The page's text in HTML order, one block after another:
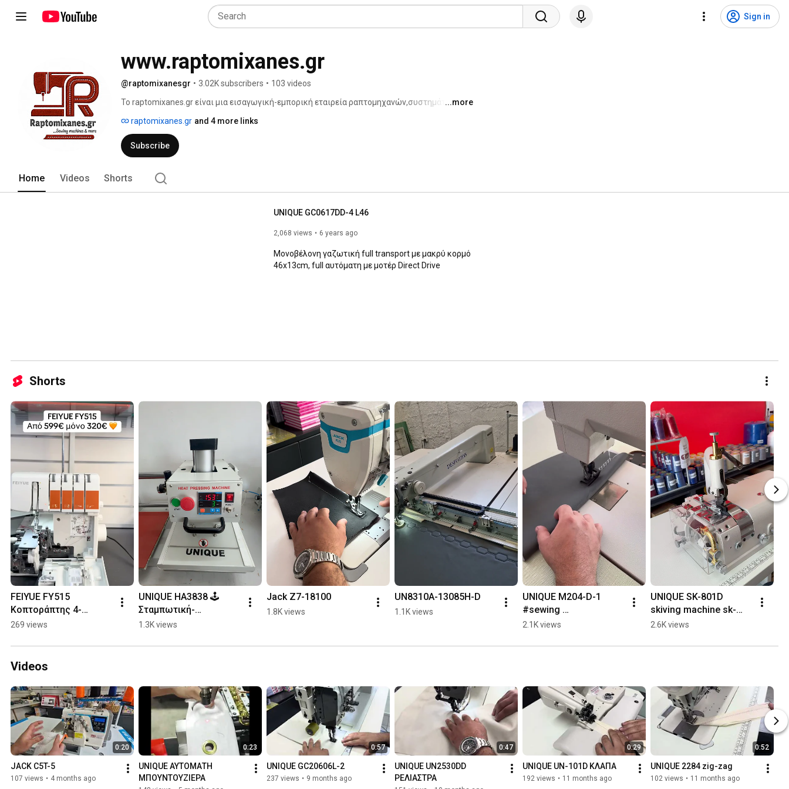
Sign in
www.raptomixanes.gr
@raptomixanesgr • 3.02K subscribers • 103 videos
Το raptomixanes.gr είναι μια εισαγωγική-εμπορική εταιρεία ραπτομηχανών,συστημάτων ...more
raptomixanes.gr and 4 more links
Subscribe
Home Videos Shorts
UNIQUE GC0617DD-4 L46
2,068 views 6 years ago
Μονοβέλονη γαζωτική full transport με μακρύ κορμό
46x13cm, full αυτόματη με μοτέρ Direct Drive
Shorts
FEIYUE FY515
Κοπτοράπτης 4-
κλωστος
269 views
UNIQUE HA3838 🕹️
Σταμπωτική-
θερμοκολλητική
Διπλός σταθμός πλάκα
1.3K views
Jack Z7-18100
1.8K views
UN8310A-13085H-D
1.1K views
UNIQUE M204-D-1
#sewing
#sewingmachine
2.1K views
UNIQUE SK-801D
skiving machine sk-
801d with direct drive
#unique
2.6K views
Videos
0:20
JACK C5T-5
107 views • 4 months ago
0:23
UNIQUE ΑΥΤΟΜΑΤΗ
ΜΠΟΥΝΤΟΥΖΙΕΡΑ
0:57
UNIQUE GC20606L-2
237 views • 9 months ago
0:47
UNIQUE UN2530DD
ΡΕΛΙΑΣΤΡΑ
0:29
UNIQUE UN-101D ΚΛΑΠΑ
192 views • 11 months ago
0:52
UNIQUE 2284 zig-zag
102 views • 11 months ago